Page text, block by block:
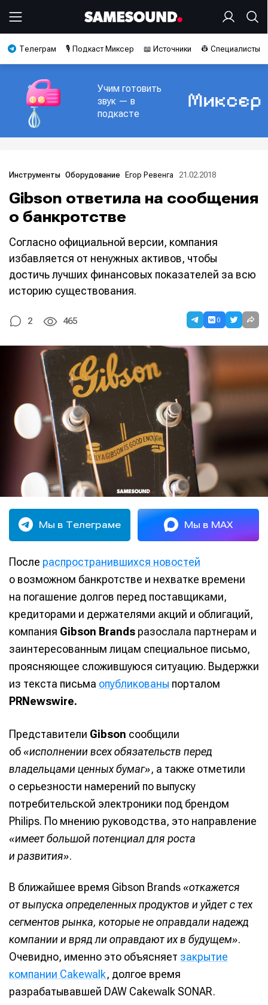
Телеграм 🎙️ Подкаст Миксер 📖 Источники 👷 Специалисты
Учим готовить
звук — в
подкасте
Инструменты Оборудование Егор Ревенга 21.02.2018
Gibson ответила на сообщения
о банкротстве
Согласно официальной версии, компания
избавляется от ненужных активов, чтобы
достичь лучших финансовых показателей за всю
историю существования.
2 465 0
Мы в Телеграме Мы в MAX
После распространившихся новостей
о возможном банкротстве и нехватке времени
на погашение долгов перед поставщиками,
кредиторами и держателями акций и облигаций,
компания Gibson Brands разослала партнерам и
заинтересованным лицам специальное письмо,
проясняющее сложившуюся ситуацию. Выдержки
из текста письма опубликованы порталом
PRNewswire.
Представители Gibson сообщили
об«исполнении всех обязательств перед
владельцами ценных бумаг», а также отметили
о серьезности намерений по выпуску
потребительской электроники под брендом
Philips. По мнению руководства, это направление
«имеет большой потенциал для роста
и развития».
В ближайшее время Gibson Brands«откажется
от выпуска определенных продуктов и уйдет с тех
сегментов рынка, которые не оправдали надежд
компании и вряд ли оправдают их в будущем».
Очевидно, именно это объясняет закрытие
компании Cakewalk, долгое время
разрабатывавшей DAW Cakewalk SONAR.